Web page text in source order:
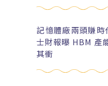
記憶體廠兩頭賺時
士財報曝 HBM 產
其衝